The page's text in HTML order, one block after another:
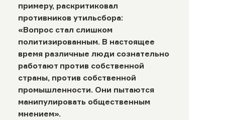
примеру, раскритиковал
противников утильсбора:
«Вопрос стал слишком
политизированным. В настоящее
время различные люди сознательно
работают против собственной
страны, против собственной
промышленности. Они пытаются
манипулировать общественным
мнением».